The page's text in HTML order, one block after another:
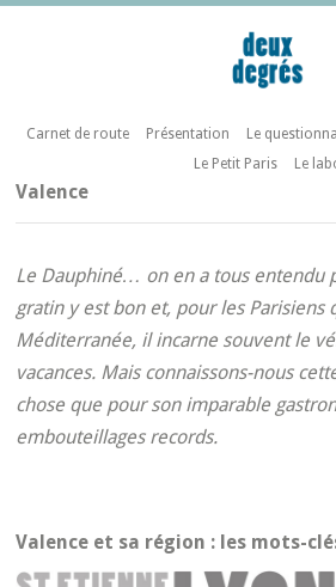
Carnet de route Présentation Le
Le Petit Paris
Le
Valence
Le Dauphiné… on en a tous entendu
gratin y est bon et, pour les Parisiens
Méditerranée, il incarne souvent le
vacances. Mais connaissons-nous
chose que pour son imparable
embouteillages records.
Valence et sa région : les mots-